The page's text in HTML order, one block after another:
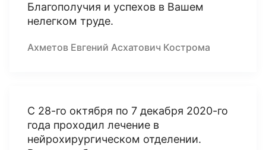
Благополучия и успехов в Вашем
нелегком труде.
Ахметов Евгений Асхатович Кострома
С 28-го октября по 7 декабря 2020-го
года проходил лечение в
нейрохирургическом отделении.